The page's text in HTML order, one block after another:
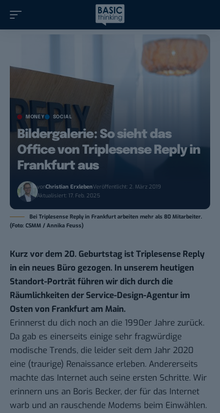
MONEY SOCIAL
Bildergalerie: So sieht das
Office von Triplesense Reply in
Frankfurt aus
vonChristian ErxlebenVeröffentlicht: 2. März 2019
Aktualisiert: 17. Feb. 2025
Bei Triplesense Reply in Frankfurt arbeiten mehr als 80 Mitarbeiter.
(Foto: CSMM / Annika Feuss)
Kurz vor dem 20. Geburtstag ist Triplesense Reply
in ein neues Büro gezogen. In unserem heutigen
Standort-Porträt führen wir dich durch die
Räumlichkeiten der Service-Design-Agentur im
Osten von Frankfurt am Main.
Erinnerst du dich noch an die 1990er Jahre zurück.
Da gab es einerseits einige sehr fragwürdige
modische Trends, die leider seit dem Jahr 2020
eine (traurige) Renaissance erleben. Andererseits
machte das Internet auch seine ersten Schritte. Wir
erinnern uns an Boris Becker, der für das Internet
warb und an rauschende Modems beim Einwählen.